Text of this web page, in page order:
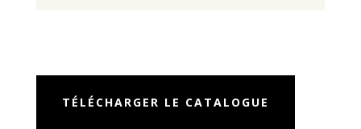
TÉLÉCHARGER LE CATALOGUE